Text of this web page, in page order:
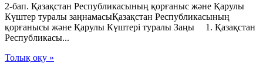
2-бап. Қазақстан Республикасының қорғаныс және Қарулы
Күштер туралы заңнамасыҚазақстан Республикасының
қорғанысы және Қарулы Күштері туралы Заңы 1. Қазақстан
Республикасы...
Толық оқу »